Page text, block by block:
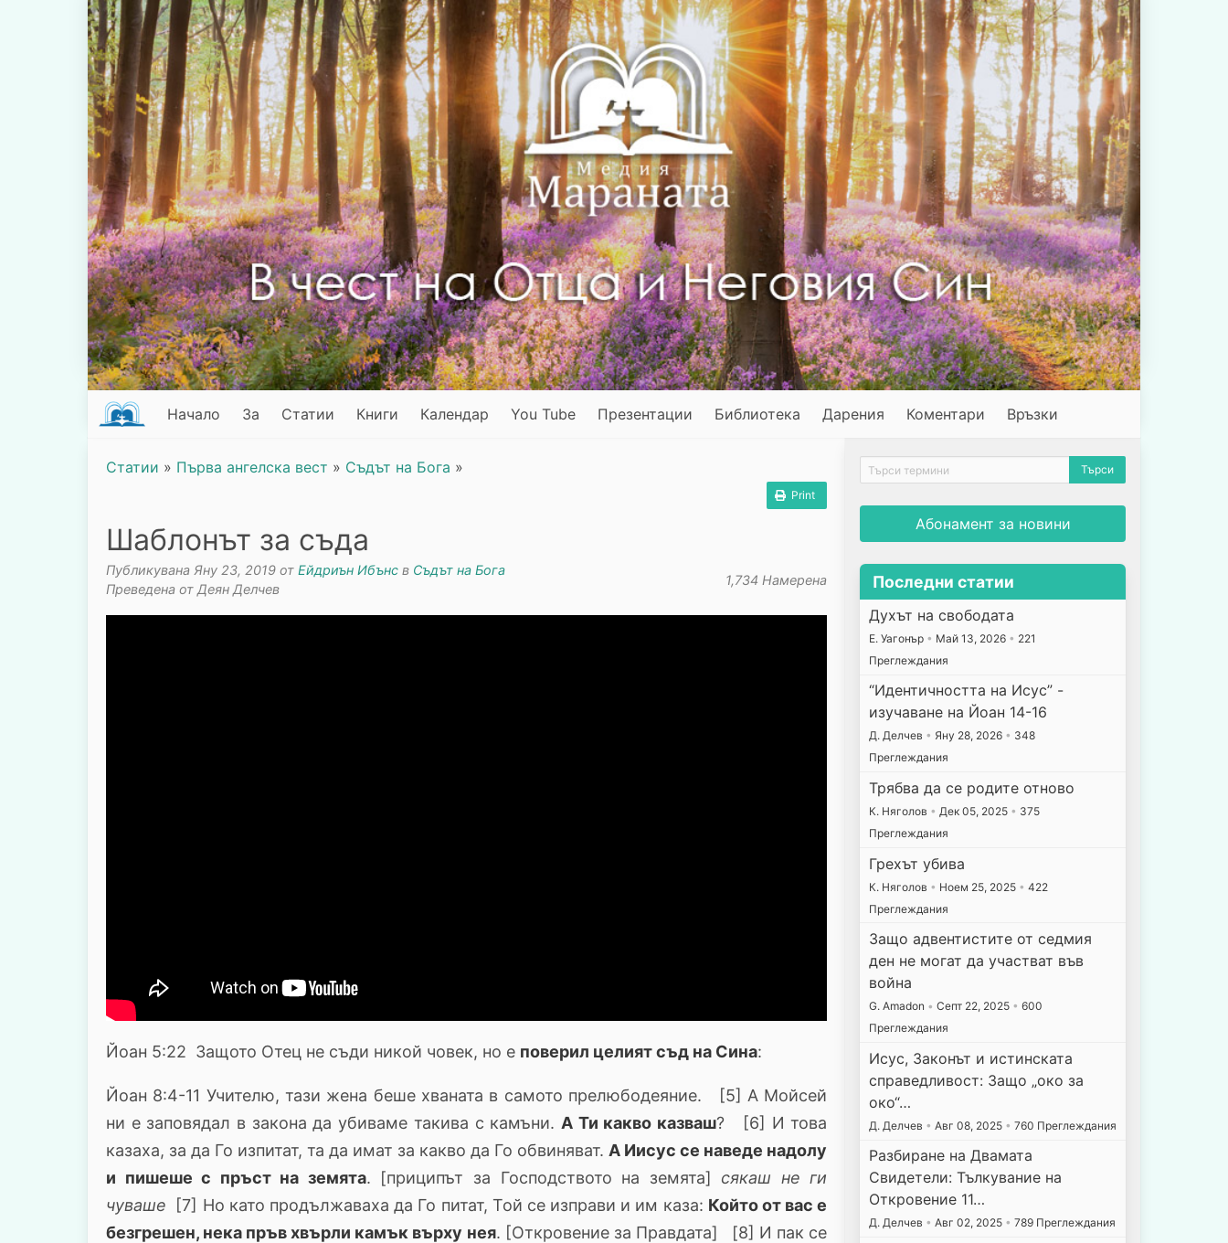
Начало За Статии Книги Календар You Tube Презентации Библиотека Дарения Коментари Връзки
Статии » Първа ангелска вест » Съдът на Бога »
Print
Шаблонът за съда
Публикувана Яну 23, 2019 от Ейдриън Ибънс в Съдът на Бога
Преведена от Деян Делчев
1,734 Намерена
Йоан 5:22 Защото Отец не съди никой човек, но е поверил целият съд на Сина:
Йоан 8:4-11 Учителю, тази жена беше хваната в самото прелюбодеяние. [5] А Мойсей
ни е заповядал в закона да убиваме такива с камъни. А Ти какво казваш? [6] И това
казаха, за да Го изпитат, та да имат за какво да Го обвиняват. А Иисус се наведе надолу
и пишеше с пръст на земята. [приципът за Господството на земята] сякаш не ги
чуваше [7] Но като продължаваха да Го питат, Той се изправи и им каза: Който от вас е
безгрешен, нека пръв хвърли камък върху нея. [Откровение за Правдата] [8] И пак се
Абонамент за новини
Последни статии
Духът на свободата
E. Уагонър • Май 13, 2026 • 221
Преглеждания
“Идентичността на Исус” -
изучаване на Йоан 14-16
Д. Делчев • Яну 28, 2026 • 348
Преглеждания
Трябва да се родите отново
К. Няголов • Дек 05, 2025 • 375
Преглеждания
Грехът убива
К. Няголов • Ноем 25, 2025 • 422
Преглеждания
Защо адвентистите от седмия
ден не могат да участват във
война
G. Amadon • Септ 22, 2025 • 600
Преглеждания
Исус, Законът и истинската
справедливост: Защо „око за
око“…
Д. Делчев • Авг 08, 2025 • 760 Преглеждания
Разбиране на Двамата
Свидетели: Тълкувание на
Откровение 11…
Д. Делчев • Авг 02, 2025 • 789 Преглеждания